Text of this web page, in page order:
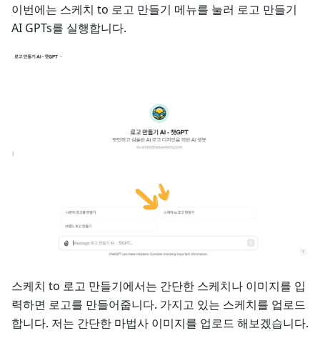
이번에는 스케치 to 로고 만들기 메뉴를 눌러 로고 만들기
AI GPTs를 실행합니다.
스케치 to 로고 만들기에서는 간단한 스케치나 이미지를 입
력하면 로고를 만들어줍니다. 가지고 있는 스케치를 업로드
합니다. 저는 간단한 마법사 이미지를 업로드 해보겠습니다.